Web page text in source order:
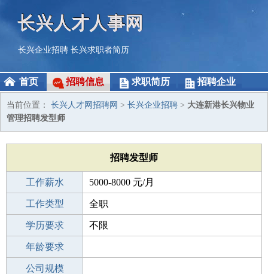
长兴人才人事网
长兴企业招聘 长兴求职者简历
首页 招聘信息 求职简历 招聘企业
当前位置： 长兴人才网招聘网 > 长兴企业招聘 > 大连新港长兴物业
管理招聘发型师
招聘发型师
工作薪水 5000-8000 元/月
招聘人数 6人
工作类型 全职
性别要求 -
学历要求 不限
工作经验
年龄要求
工作地点
公司规模